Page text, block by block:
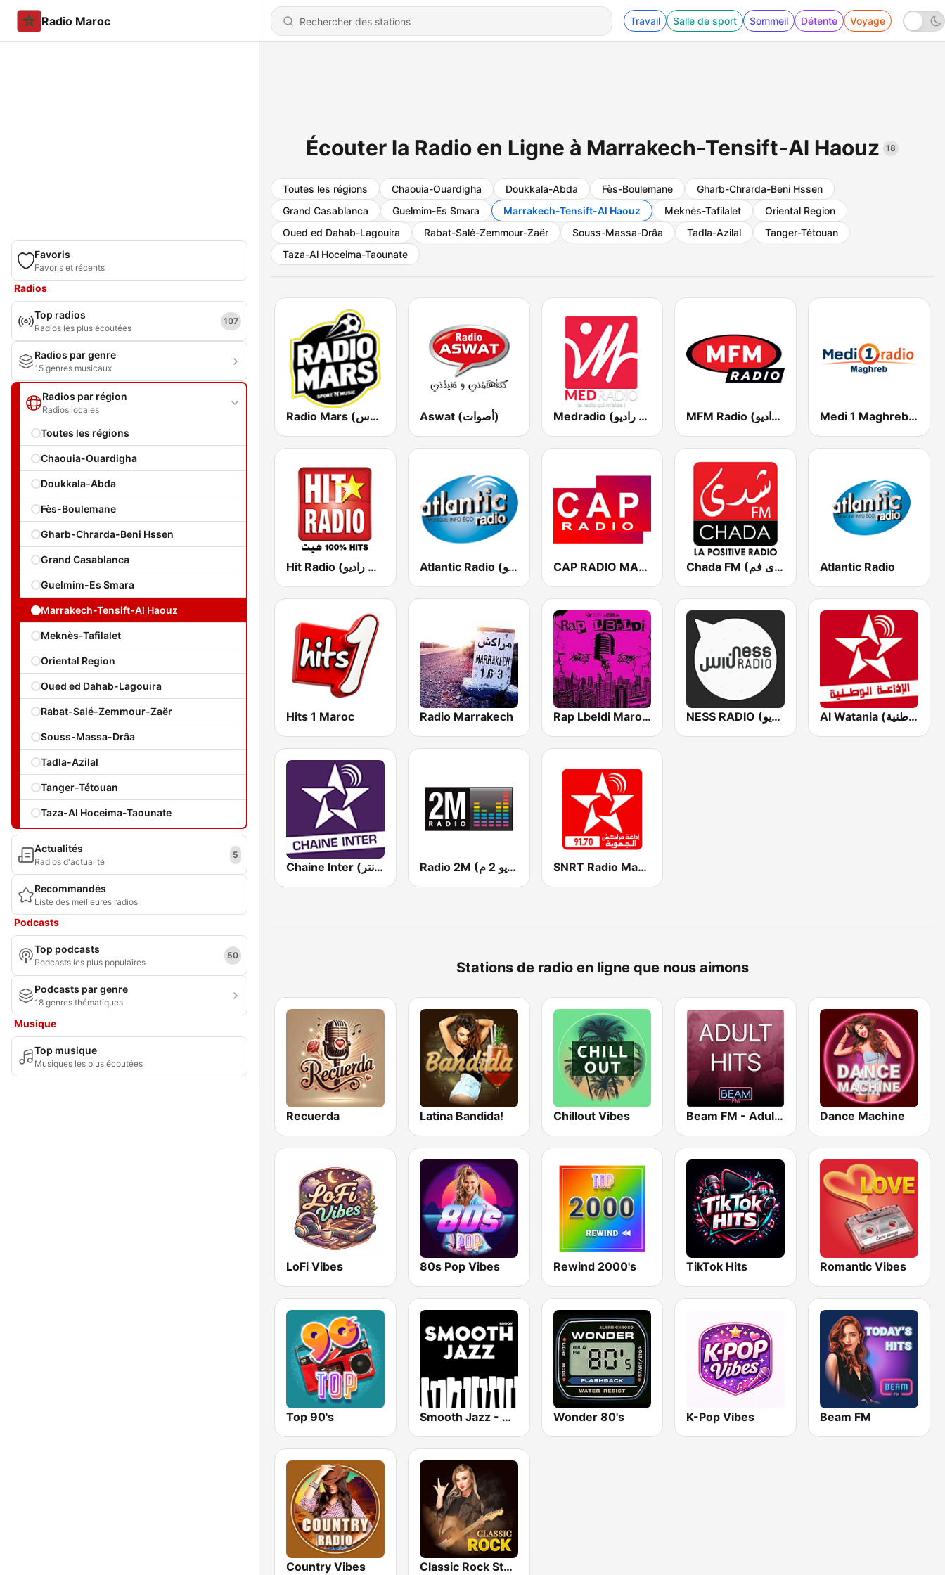
Radio Maroc Travail Salle de sport Sommeil Détente Voyage
Favoris
Favoris et récents
Radios
Top radios
Radios les plus écoutées
107
Radios par genre
15 genres musicaux
Radios par région
Radios locales
Toutes les régions
Chaouia-Ouardigha
Doukkala-Abda
Fès-Boulemane
Gharb-Chrarda-Beni Hssen
Grand Casablanca
Guelmim-Es Smara
Marrakech-Tensift-Al Haouz
Meknès-Tafilalet
Oriental Region
Oued ed Dahab-Lagouira
Rabat-Salé-Zemmour-Zaër
Souss-Massa-Drâa
Tadla-Azilal
Tanger-Tétouan
Taza-Al Hoceima-Taounate
Actualités
Radios d'actualité
5
Recommandés
Liste des meilleures radios
Podcasts
Top podcasts
Podcasts les plus populaires
50
Podcasts par genre
18 genres thématiques
Musique
Top musique
Musiques les plus écoutées
Écouter la Radio en Ligne à Marrakech-Tensift-Al Haouz 18
Toutes les régions Chaouia-Ouardigha Doukkala-Abda Fès-Boulemane
Gharb-Chrarda-Beni Hssen
Grand Casablanca
Guelmim-Es Smara Marrakech-Tensift-Al Haouz Meknès-Tafilalet
Oriental Region
Oued ed Dahab-Lagouira
Rabat-Salé-Zemmour-Zaër Souss-Massa-Drâa Tadla-Azilal
Tanger-Tétouan
Taza-Al Hoceima-Taounate
Radio Mars (راديو مرس) Aswat (أصوات) Medradio (ميد راديو) MFM Radio (مفم راديو) Medi 1 Maghreb (ميدى1 مغرب)
Hit Radio (هيت راديو) Atlantic Radio (أتلانتيك راديو) CAP RADIO MAROC Chada FM (شدى فم) Atlantic Radio
Hits 1 Maroc Radio Marrakech Rap Lbeldi Maroc | Hip Hop Music from morocco NESS RADIO (ناس راديو) Al Watania (الإذاعة الوطنية)
Chaine Inter (شين أنتر ) Radio 2M (راديو 2 م) SNRT Radio Marrakech (مراكش)
Stations de radio en ligne que nous aimons
Recuerda Latina Bandida! Chillout Vibes Beam FM - Adult Hits Dance Machine
LoFi Vibes 80s Pop Vibes Rewind 2000's TikTok Hits Romantic Vibes
Top 90's Smooth Jazz - Groov Wonder 80's K-Pop Vibes Beam FM
Country Vibes Classic Rock Station